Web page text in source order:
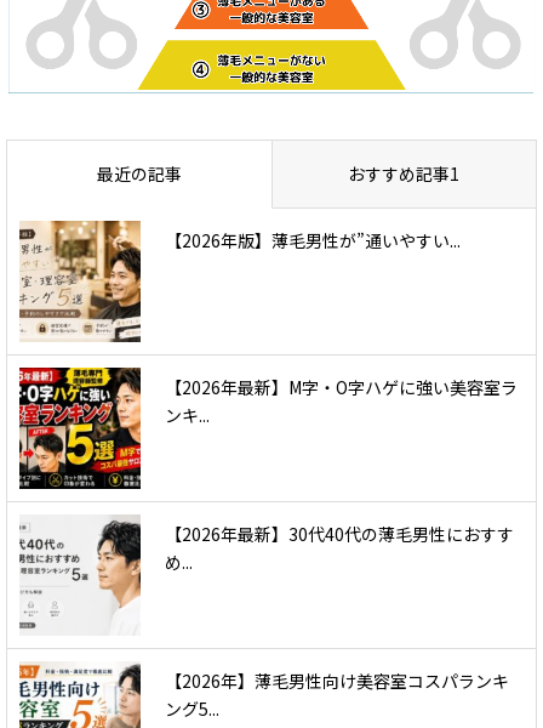
最近の記事 おすすめ記事1
【2026年版】薄毛男性が”通いやすい...
【2026年最新】M字・O字ハゲに強い美容室ラ
ンキ...
【2026年最新】30代40代の薄毛男性におすす
め...
【2026年】薄毛男性向け美容室コスパランキ
ング5...